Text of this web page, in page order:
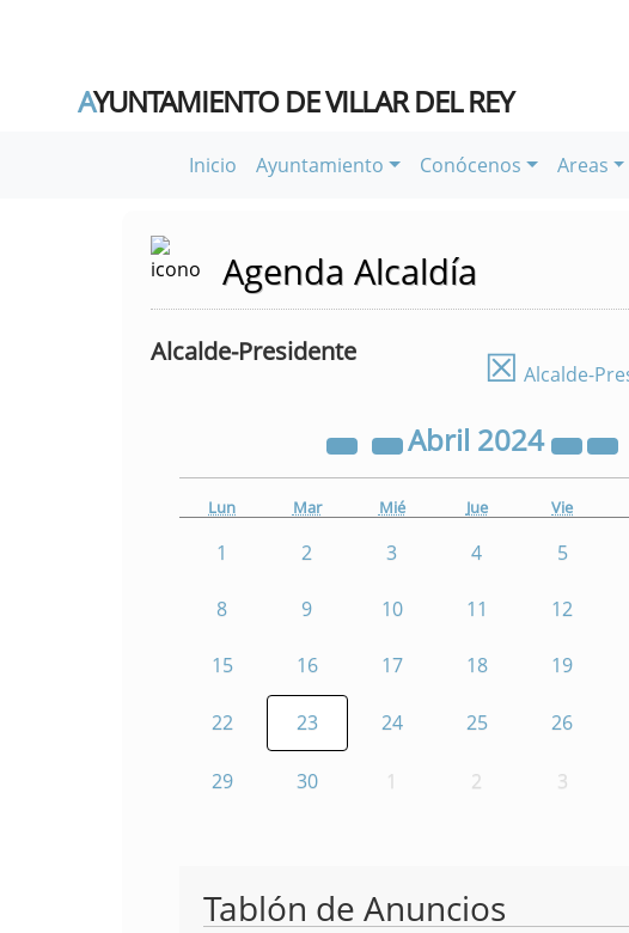
AYUNTAMIENTO DE VILLAR DEL REY
Inicio Ayuntamiento Conócenos Areas
Agenda Alcaldía
Alcalde-Presidente ☒ Alcalde-
Abril 2024
Lun Mar Mié Jue Vie
1 2 3 4 5
8 9 10 11 12
15 16 17 18 19
22 23 24 25 26
29 30 1 2 3
Tablón de Anuncios